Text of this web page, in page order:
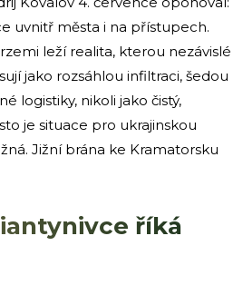
uvnitř města i na přístupech.
leží realita, kterou nezávislé
jako rozsáhlou infiltraci, šedou
logistiky, nikoli jako čistý,
je situace pro ukrajinskou
Jižní brána ke Kramatorsku
říká